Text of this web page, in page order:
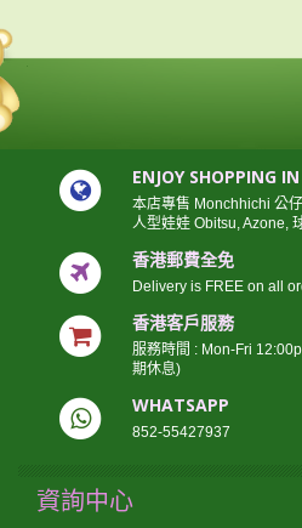
ENJOY SHOPPING
本店專售 Monchhichi 公
人型娃娃 Obitsu, Azone,
香港郵費全免
Delivery is FREE on all
香港客戶服務
服務時間 : Mon-Fri
期休息)
WHATSAPP
852-55427937
資詢中心